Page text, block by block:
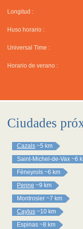
Longitud :
Huso horario :
Universal Time :
Horario de verano :
Ciudades
Cazals ~5 km
Saint-Michel-de-Vax ~6
Féneyrols ~6 km
Penne ~9 km
Montrosier ~7 km
Caylus ~10 km
Espinas ~8 km